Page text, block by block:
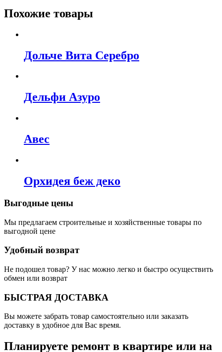
Похожие товары
Дольче Вита Серебро
Дельфи Азуро
Авес
Орхидея беж деко
Выгодные цены
Мы предлагаем строительные и хозяйственные товары по
выгодной цене
Удобный возврат
Не подошел товар? У нас можно легко и быстро осуществить
обмен или возврат
БЫСТРАЯ ДОСТАВКА
Вы можете забрать товар самостоятельно или заказать
доставку в удобное для Вас время.
Планируете ремонт в квартире или на